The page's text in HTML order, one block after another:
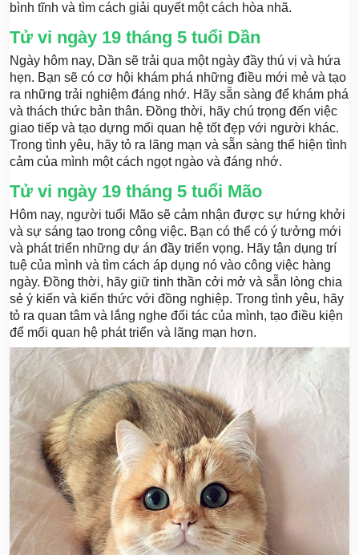
bình tĩnh và tìm cách giải quyết một cách hòa nhã.
Tử vi ngày 19 tháng 5 tuổi Dần
Ngày hôm nay, Dần sẽ trải qua một ngày đầy thú vị và hứa
hẹn. Bạn sẽ có cơ hội khám phá những điều mới mẻ và tạo
ra những trải nghiệm đáng nhớ. Hãy sẵn sàng để khám phá
và thách thức bản thân. Đồng thời, hãy chú trọng đến việc
giao tiếp và tạo dựng mối quan hệ tốt đẹp với người khác.
Trong tình yêu, hãy tỏ ra lãng mạn và sẵn sàng thể hiện tình
cảm của mình một cách ngọt ngào và đáng nhớ.
Tử vi ngày 19 tháng 5 tuổi Mão
Hôm nay, người tuổi Mão sẽ cảm nhận được sự hứng khởi
và sự sáng tạo trong công việc. Bạn có thể có ý tưởng mới
và phát triển những dự án đầy triển vọng. Hãy tận dụng trí
tuệ của mình và tìm cách áp dụng nó vào công việc hàng
ngày. Đồng thời, hãy giữ tinh thần cởi mở và sẵn lòng chia
sẻ ý kiến và kiến thức với đồng nghiệp. Trong tình yêu, hãy
tỏ ra quan tâm và lắng nghe đối tác của mình, tạo điều kiện
để mối quan hệ phát triển và lãng mạn hơn.